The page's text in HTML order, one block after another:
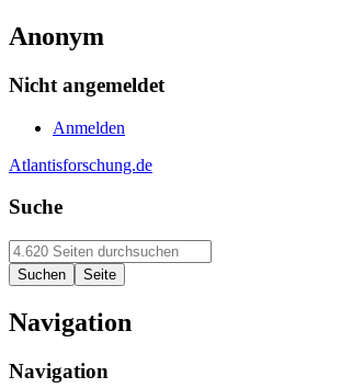
Anonym
Nicht angemeldet
Anmelden
Atlantisforschung.de
Suche
Navigation
Navigation